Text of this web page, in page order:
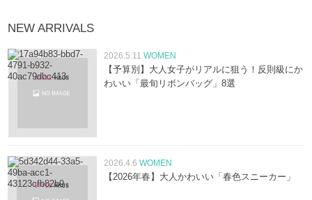
NEW ARRIVALS
2026.5.11 WOMEN
【予算別】大人女子がリアルに狙う！反則級にか
わいい「最旬リボンバッグ」8選
2026.4.6 WOMEN
【2026年春】大人かわいい「春色スニーカー」